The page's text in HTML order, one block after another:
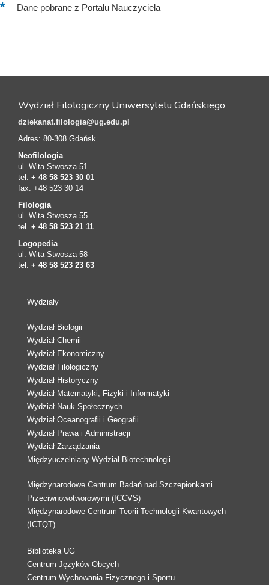
–Dane pobrane z Portalu Nauczyciela
Wydział Filologiczny Uniwersytetu Gdańskiego
dziekanat.filologia@ug.edu.pl
Adres: 80-308 Gdańsk
Neofilologia
ul. Wita Stwosza 51
tel. + 48 58 523 30 01
fax. +48 523 30 14
Filologia
ul. Wita Stwosza 55
tel. + 48 58 523 21 11
Logopedia
ul. Wita Stwosza 58
tel. + 48 58 523 23 63
Wydziały
Wydział Biologii
Wydział Chemii
Wydział Ekonomiczny
Wydział Filologiczny
Wydział Historyczny
Wydział Matematyki, Fizyki i Informatyki
Wydział Nauk Społecznych
Wydział Oceanografii i Geografii
Wydział Prawa i Administracji
Wydział Zarządzania
Międzyuczelniany Wydział Biotechnologii
Międzynarodowe Centrum Badań nad Szczepionkami
Przeciwnowotworowymi (ICCVS)
Międzynarodowe Centrum Teorii Technologii Kwantowych
(ICTQT)
Biblioteka UG
Centrum Języków Obcych
Centrum Wychowania Fizycznego i Sportu